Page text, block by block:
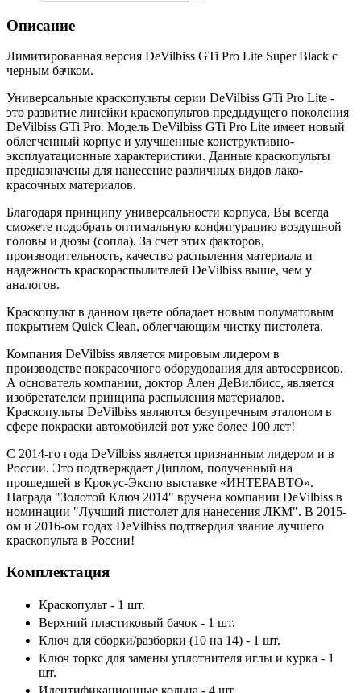
Описание
Лимитированная версия DeVilbiss GTi Pro Lite Super Black с
черным бачком.
Универсальные краскопульты серии DeVilbiss GTi Pro Lite -
это развитие линейки краскопультов предыдущего поколения
DeVilbiss GTi Pro. Модель DeVilbiss GTi Pro Lite имеет новый
облегченный корпус и улучшенные конструктивно-
эксплуатационные характеристики. Данные краскопульты
предназначены для нанесение различных видов лако-
красочных материалов.
Благодаря принципу универсальности корпуса, Вы всегда
сможете подобрать оптимальную конфигурацию воздушной
головы и дюзы (сопла). За счет этих факторов,
производительность, качество распыления материала и
надежность краскораспылителей DeVilbiss выше, чем у
аналогов.
Краскопульт в данном цвете обладает новым полуматовым
покрытием Quick Clean, облегчающим чистку пистолета.
Компания DeVilbiss является мировым лидером в
производстве покрасочного оборудования для автосервисов.
А основатель компании, доктор Ален ДеВилбисс, является
изобретателем принципа распыления материалов.
Краскопульты DeVilbiss являются безупречным эталоном в
сфере покраски автомобилей вот уже более 100 лет!
С 2014-го года DeVilbiss является признанным лидером и в
России. Это подтверждает Диплом, полученный на
прошедшей в Крокус-Экспо выставке «ИНТЕРАВТО».
Награда "Золотой Ключ 2014" вручена компании DeVilbiss в
номинации "Лучший пистолет для нанесения ЛКМ". В 2015-
ом и 2016-ом годах DeVilbiss подтвердил звание лучшего
краскопульта в России!
Комплектация
Краскопульт - 1 шт.
Верхний пластиковый бачок - 1 шт.
Ключ для сборки/разборки (10 на 14) - 1 шт.
Ключ торкс для замены уплотнителя иглы и курка - 1
шт.
Идентификационные кольца - 4 шт.